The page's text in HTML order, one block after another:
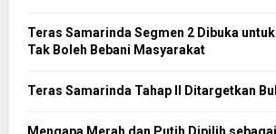
Teras Samarinda Segmen 2 Dibuka
Tak Boleh Bebani Masyarakat
Teras Samarinda Tahap II Ditargetkan